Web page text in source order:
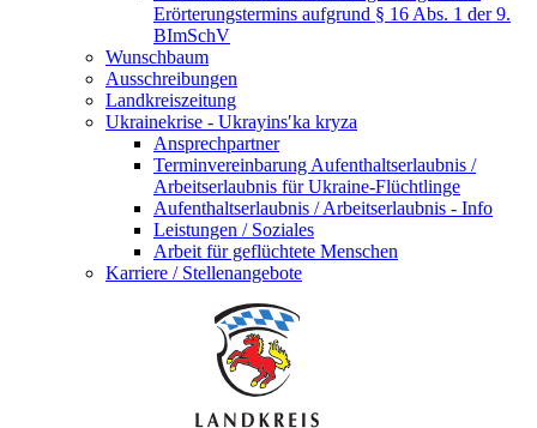
Erörterungstermins aufgrund § 16 Abs. 1 der 9.
BImSchV
Wunschbaum
Ausschreibungen
Landkreiszeitung
Ukrainekrise - Ukrayinsʹka kryza
Ansprechpartner
Terminvereinbarung Aufenthaltserlaubnis /
Arbeitserlaubnis für Ukraine-Flüchtlinge
Aufenthaltserlaubnis / Arbeitserlaubnis - Info
Leistungen / Soziales
Arbeit für geflüchtete Menschen
Karriere / Stellenangebote